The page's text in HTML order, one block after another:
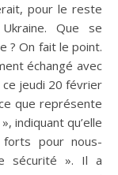
pour le reste
Que se
? On fait le point.
échangé avec
jeudi 20 février
que représente
indiquant qu’elle
pour nous-
sécurité ». Il a